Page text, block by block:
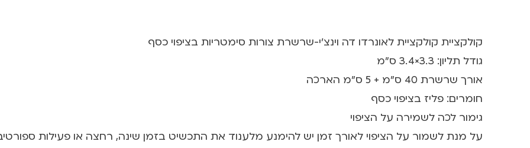
קולקציית קולקציית לאונרדו דה וינצ'י-שרשרת צורות סימטריות בציפוי כסף
גודל תליון: 3.3×3.4 ס”מ
אורך שרשרת 40 ס”מ + 5 ס”מ הארכה
חומרים: פליז בציפוי כסף
גימור לכה לשמירה על הציפוי
על מנת לשמור על הציפוי לאורך זמן יש להימנע מלענוד את התכשיט בזמן שינה, רחצה או פעילות